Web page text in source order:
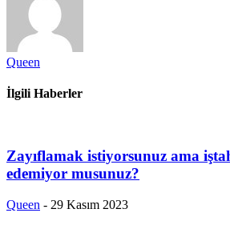
Queen
İlgili Haberler
Zayıflamak istiyorsunuz ama
edemiyor musunuz?
Queen - 29 Kasım 2023